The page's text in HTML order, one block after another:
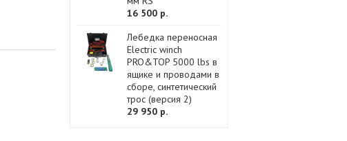
16 500 р.
Лебедка переносная
Electric winch
PRO&TOP 5000 lbs в
ящике и проводами в
сборе, синтетический
трос (версия 2)
29 950 р.